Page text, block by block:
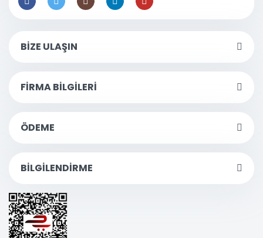
BİZE ULAŞIN
FİRMA BİLGİLERİ
ÖDEME
BİLGİLENDİRME